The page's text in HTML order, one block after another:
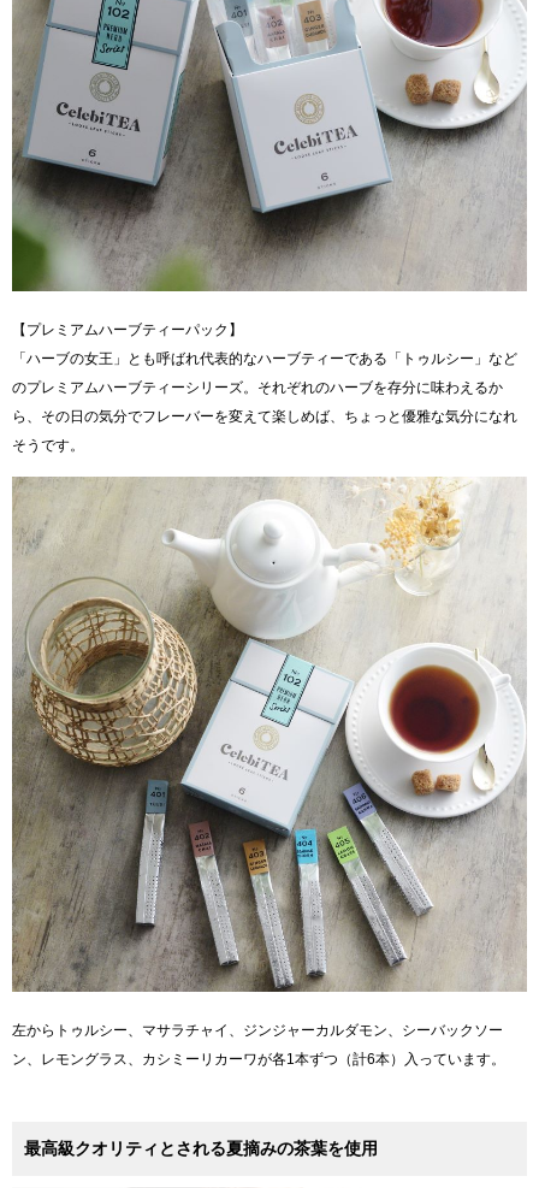
【プレミアムハーブティーパック】
「ハーブの女王」とも呼ばれ代表的なハーブティーである「トゥルシー」など
のプレミアムハーブティーシリーズ。それぞれのハーブを存分に味わえるか
ら、その日の気分でフレーバーを変えて楽しめば、ちょっと優雅な気分になれ
そうです。
左からトゥルシー、マサラチャイ、ジンジャーカルダモン、シーバックソー
ン、レモングラス、カシミーリカーワが各1本ずつ（計6本）入っています。
最高級クオリティとされる夏摘みの茶葉を使用